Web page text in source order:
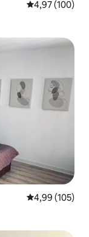
Évaluation
4,97 (100)
Évaluation
4,99 (105)